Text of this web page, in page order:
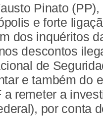
Pinato
e forte
dos inquéritos
descontos
de
e também do
a remeter a
por conta